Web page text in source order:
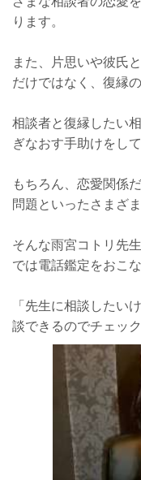
ります。
また、片思いや彼氏
だけではなく、復縁
相談者と復縁したい
ぎなおす手助けをして
もちろん、恋愛関係
問題といったさまざ
そんな雨宮コトリ先
では電話鑑定をおこ
「先生に相談したい
談できるのでチェッ